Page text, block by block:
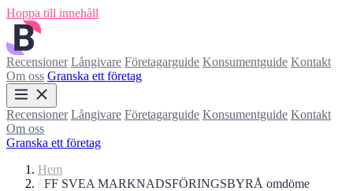
Hoppa till innehåll
Recensioner Långivare Företagarguide Konsumentguide Kontakt
Om oss Granska ett företag
Recensioner Långivare Företagarguide Konsumentguide Kontakt
Om oss
Granska ett företag
Hem
/ FF SVEA MARKNADSFÖRINGSBYRÅ omdöme